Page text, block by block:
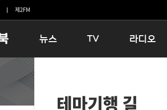
제2FM
뉴스 TV
인생내컷
라디오
16:00 완벽한 하
테마기행 길